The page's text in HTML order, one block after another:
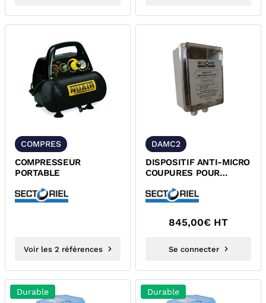
COMPRES
COMPRESSEUR
PORTABLE
Voir les 2 références
DAMC2
DISPOSITIF ANTI-MICRO
COUPURES POUR
2016
845,00€ HT
Se connecter
Durable Durable